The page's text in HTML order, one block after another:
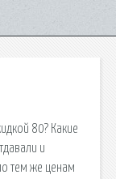
80? Какие
и
тем же ценам